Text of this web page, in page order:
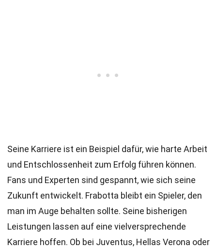
Seine Karriere ist ein Beispiel dafür, wie harte Arbeit
und Entschlossenheit zum Erfolg führen können.
Fans und Experten sind gespannt, wie sich seine
Zukunft entwickelt. Frabotta bleibt ein Spieler, den
man im Auge behalten sollte. Seine bisherigen
Leistungen lassen auf eine vielversprechende
Karriere hoffen. Ob bei Juventus, Hellas Verona oder